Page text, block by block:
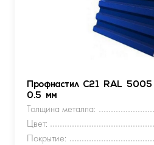
Профнастил С21 RAL 5005
0.5 мм
Толщина металла:
Цвет:
Покрытие: